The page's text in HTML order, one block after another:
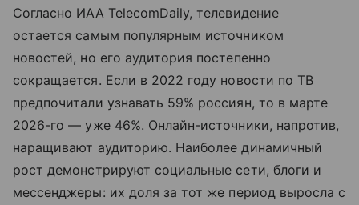
Согласно ИАА TelecomDaily, телевидение
остается самым популярным источником
новостей, но его аудитория постепенно
сокращается. Если в 2022 году новости по ТВ
предпочитали узнавать 59% россиян, то в марте
2026-го — уже 46%. Онлайн-источники, напротив,
наращивают аудиторию. Наиболее динамичный
рост демонстрируют социальные сети, блоги и
мессенджеры: их доля за тот же период выросла с